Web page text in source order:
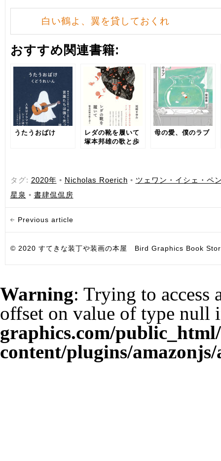
白い鶴よ、翼を貸しておくれ
おすすめ関連書籍:
うたうおばけ
レダの靴を履いて
塚本邦雄の歌と歩
母の愛、僕のラブ
タグ: 2020年 • Nicholas Roerich • ツェワン・イシェ・ペ
星泉 • 書肆侃侃房
Previous article
© 2020 すてきな装丁や装画の本屋 Bird Graphics Book
Warning: Trying to access
offset on value of type null
graphics.com/
content/plugins/